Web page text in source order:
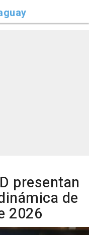
presentan
de
2026